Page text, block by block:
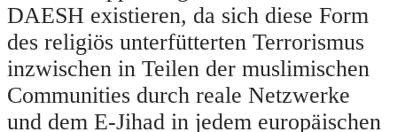
DAESH existieren, da sich diese Form
des religiös unterfütterten Terrorismus
inzwischen in Teilen der muslimischen
Communities durch reale Netzwerke
und dem E-Jihad in jedem europäischen